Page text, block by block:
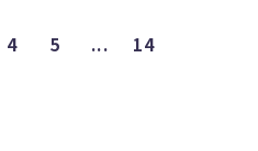
4 5 ... 14